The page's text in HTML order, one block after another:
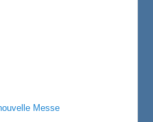
Messe